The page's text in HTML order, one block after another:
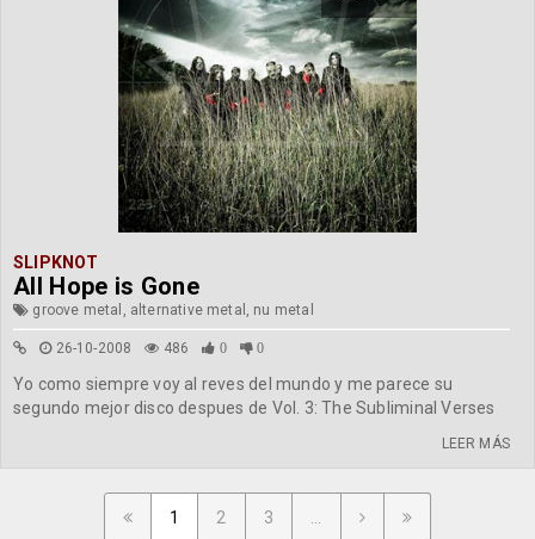
SLIPKNOT
All Hope is Gone
groove metal, alternative metal, nu metal
26-10-2008 486 0 0
Yo como siempre voy al reves del mundo y me parece su
segundo mejor disco despues de Vol. 3: The Subliminal Verses
LEER MÁS
1 2 3